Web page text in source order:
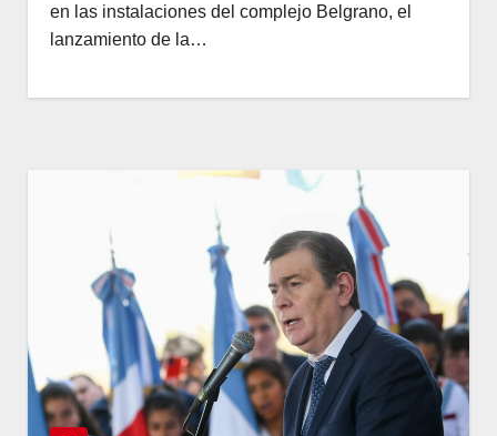
en las instalaciones del complejo Belgrano, el
lanzamiento de la…